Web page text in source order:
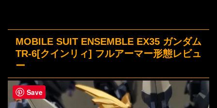
MOBILE SUIT ENSEMBLE EX35 ガンダム
TR-6[クインリィ] フルアーマー形態レビュ
ー
Save